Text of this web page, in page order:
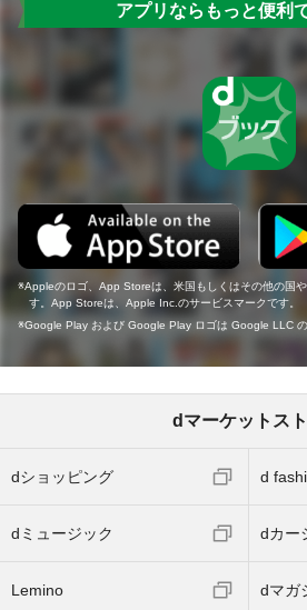
アプリならもっと便利
Appleのロゴ、App Storeは、米国もしくはその他の国
す。App Storeは、Apple Inc.のサービスマークです。
Google Play および Google Play ロゴは Google LLC の
dマーケットス
dショッピング d
dミュージック dカー
Lemino dマガ